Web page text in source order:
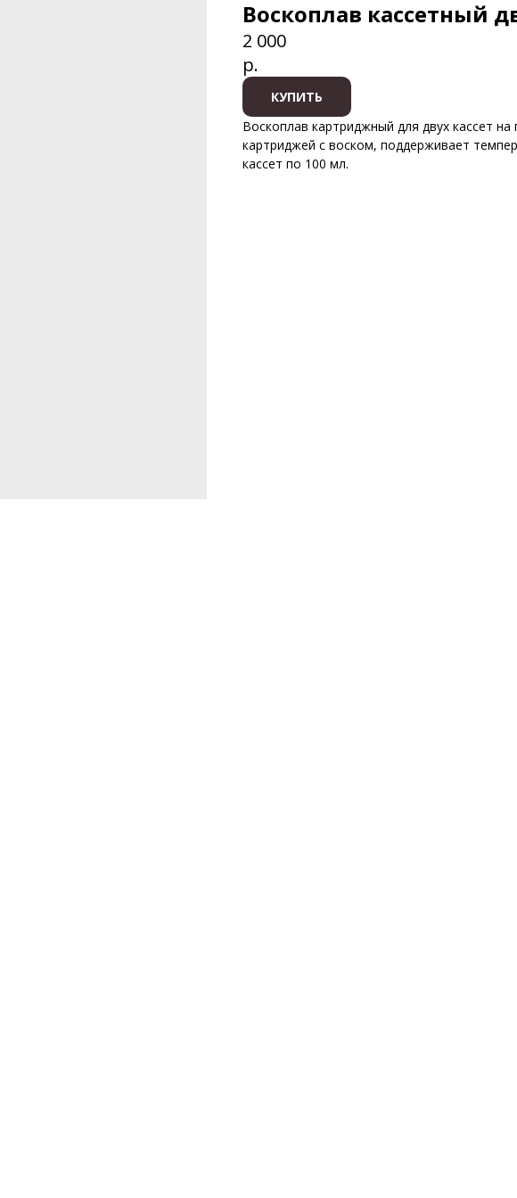
Воскоплав кассетный
2 000
р.
КУПИТЬ
Воскоплав картриджный для двух кассет на
картриджей с воском, поддерживает
кассет по 100 мл.